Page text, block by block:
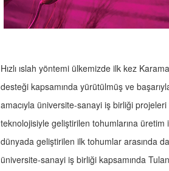
Hızlı ıslah yöntemi ülkemizde ilk kez
desteği kapsamında yürütülmüş ve başarıyla
amacıyla üniversite-sanayi iş birliği projeleri
teknolojisiyle geliştirilen tohumlarına üretim
dünyada geliştirilen ilk tohumlar arasında
üniversite-sanayi iş birliği kapsamında